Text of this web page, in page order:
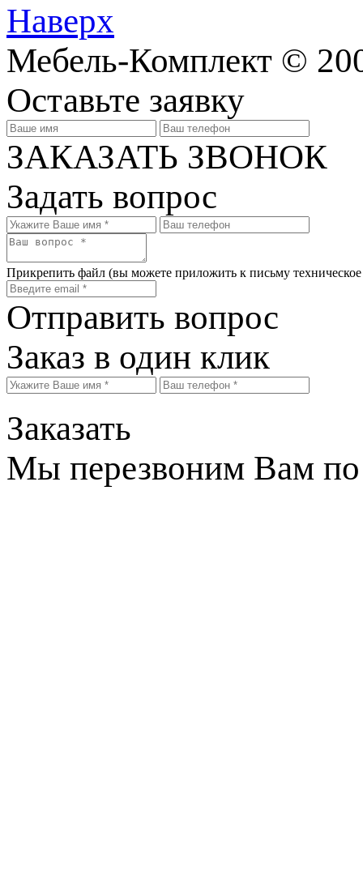
Наверх
Мебель-Комплект ©
Оставьте заявку
ЗАКАЗАТЬ ЗВОНОК
Задать вопрос
Прикрепить файл (вы можете приложить к письму
Отправить вопрос
Заказ в один клик
Заказать
Мы перезвоним Вам по